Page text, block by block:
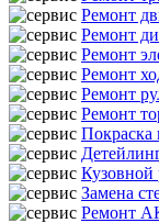
Ремонт
Ремонт
Ремонт
Ремонт
Ремонт
Ремонт
Покраска
Кузовной
Замена
Ремонт